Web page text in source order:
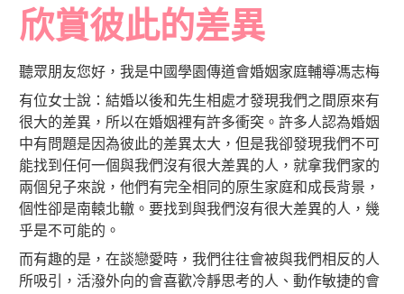
欣賞彼此的差異
聽眾朋友您好，我是中國學園傳道會婚姻家庭輔導馮志梅
有位女士說：結婚以後和先生相處才發現我們之間原來有
很大的差異，所以在婚姻裡有許多衝突。許多人認為婚姻
中有問題是因為彼此的差異太大，但是我卻發現我們不可
能找到任何一個與我們沒有很大差異的人，就拿我們家的
兩個兒子來說，他們有完全相同的原生家庭和成長背景，
個性卻是南轅北轍。要找到與我們沒有很大差異的人，幾
乎是不可能的。
而有趣的是，在談戀愛時，我們往往會被與我們相反的人
所吸引，活潑外向的會喜歡冷靜思考的人、動作敏捷的會